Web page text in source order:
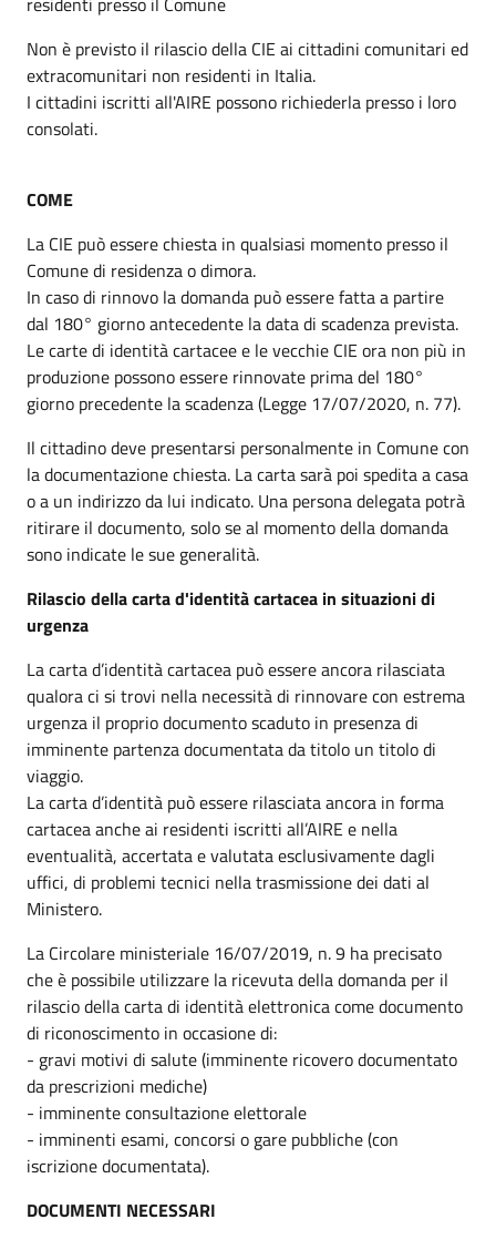
Non è previsto il rilascio della CIE ai cittadini comunitari ed
extracomunitari non residenti in Italia.
I cittadini iscritti all'AIRE possono richiederla presso i loro
consolati.
COME
La CIE può essere chiesta in qualsiasi momento presso il
Comune di residenza o dimora.
In caso di rinnovo la domanda può essere fatta a partire
dal 180° giorno antecedente la data di scadenza prevista.
Le carte di identità cartacee e le vecchie CIE ora non più in
produzione possono essere rinnovate prima del 180°
giorno precedente la scadenza (Legge 17/07/2020, n. 77).
Il cittadino deve presentarsi personalmente in Comune con
la documentazione chiesta. La carta sarà poi spedita a casa
o a un indirizzo da lui indicato. Una persona delegata potrà
ritirare il documento, solo se al momento della domanda
sono indicate le sue generalità.
Rilascio della carta d'identità cartacea in situazioni di
urgenza
La carta d’identità cartacea può essere ancora rilasciata
qualora ci si trovi nella necessità di rinnovare con estrema
urgenza il proprio documento scaduto in presenza di
imminente partenza documentata da titolo un titolo di
viaggio.
La carta d’identità può essere rilasciata ancora in forma
cartacea anche ai residenti iscritti all’AIRE e nella
eventualità, accertata e valutata esclusivamente dagli
uffici, di problemi tecnici nella trasmissione dei dati al
Ministero.
La Circolare ministeriale 16/07/2019, n. 9 ha precisato
che è possibile utilizzare la ricevuta della domanda per il
rilascio della carta di identità elettronica come documento
di riconoscimento in occasione di:
- gravi motivi di salute (imminente ricovero documentato
da prescrizioni mediche)
- imminente consultazione elettorale
- imminenti esami, concorsi o gare pubbliche (con
iscrizione documentata).
DOCUMENTI NECESSARI